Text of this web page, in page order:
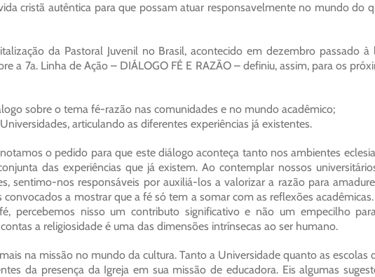
cristã autêntica para que possam atuar responsavelmente no mundo do
da Pastoral Juvenil no Brasil, acontecido em dezembro passado
a 7a. Linha de Ação – DIÁLOGO FÉ E RAZÃO – definiu, assim, para os
sobre o tema fé-razão nas comunidades e no mundo acadêmico;
articulando as diferentes experiências já existentes.
o pedido para que este diálogo aconteça tanto nos ambientes
das experiências que já existem. Ao contemplar nossos
sentimo-nos responsáveis por auxiliá-los a valorizar a razão para
convocados a mostrar que a fé só tem a somar com as reflexões
percebemos nisso um contributo significativo e não um empecilho
a religiosidade é uma das dimensões intrínsecas ao ser humano.
na missão no mundo da cultura. Tanto a Universidade quanto as escolas
da presença da Igreja em sua missão de educadora. Eis algumas